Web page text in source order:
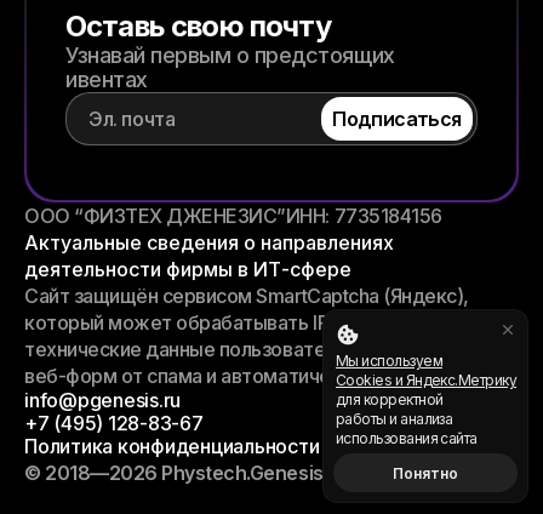
Мы используем
Cookies и Яндекс.Метрику
для корректной
работы и анализа
использования сайта
Понятно
Оставь свою почту
Узнавай первым о предстоящих
ивентах
ООО “ФИЗТЕХ ДЖЕНЕЗИС”ИНН: 7735184156
Актуальные сведения о направлениях
деятельности фирмы в ИТ-сфере
Сайт защищён сервисом SmartCaptcha (Яндекс),
который может обрабатывать IP-адрес и иные
технические данные пользователей для защиты
веб-форм от спама и автоматических отправок.
info@pgenesis.ru
+7 (495) 128-83-67
Политика конфиденциальности
© 2018—2026 Phystech.Genesis